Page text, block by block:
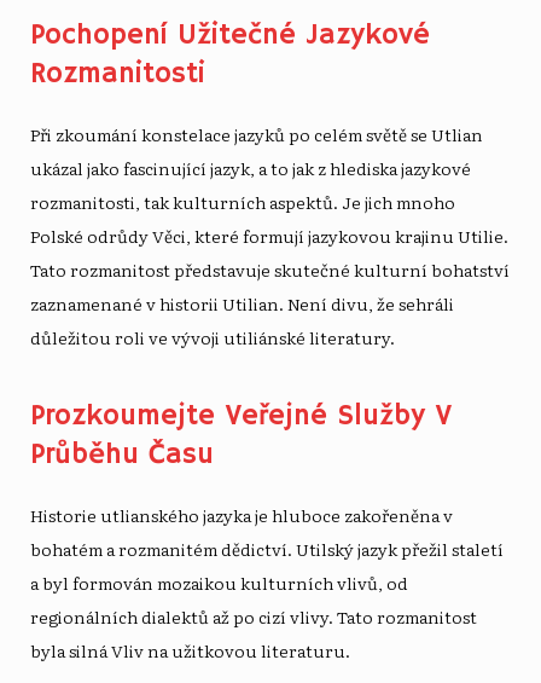
Pochopení Užitečné Jazykové
Rozmanitosti
Při zkoumání konstelace jazyků po celém světě se Utlian
ukázal jako fascinující jazyk, a to jak z hlediska jazykové
rozmanitosti, tak kulturních aspektů. Je jich mnoho
Polské odrůdyVěci, které formují jazykovou krajinu Utilie.
Tato rozmanitost představuje skutečné kulturní bohatství
zaznamenané v historii Utilian. Není divu, že sehráli
důležitou roli ve vývoji utiliánské literatury.
Prozkoumejte Veřejné Služby V
Průběhu Času
Historie utlianského jazyka je hluboce zakořeněna v
bohatém a rozmanitém dědictví. Utilský jazyk přežil staletí
a byl formován mozaikou kulturních vlivů, od
regionálních dialektů až po cizí vlivy. Tato rozmanitost
byla silná Vliv na užitkovou literaturu.